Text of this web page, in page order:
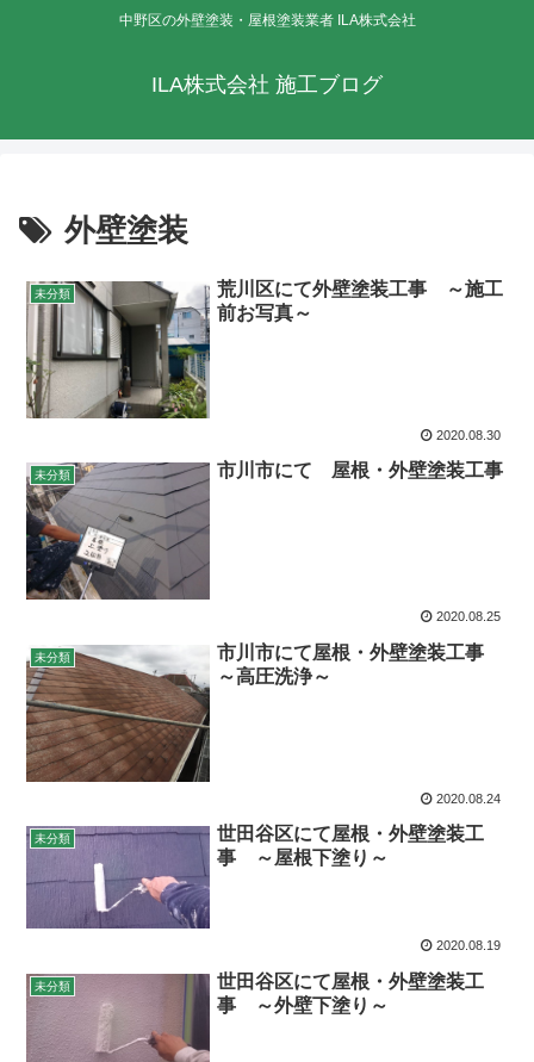
中野区の外壁塗装・屋根塗装業者 ILA株式会社
ILA株式会社 施工ブログ
外壁塗装
未分類
荒川区にて外壁塗装工事 ～施工
前お写真～
2020.08.30
未分類 市川市にて 屋根・外壁塗装工事
2020.08.25
未分類
市川市にて屋根・外壁塗装工事
～高圧洗浄～
2020.08.24
未分類
世田谷区にて屋根・外壁塗装工
事 ～屋根下塗り～
2020.08.19
未分類
世田谷区にて屋根・外壁塗装工
事 ～外壁下塗り～